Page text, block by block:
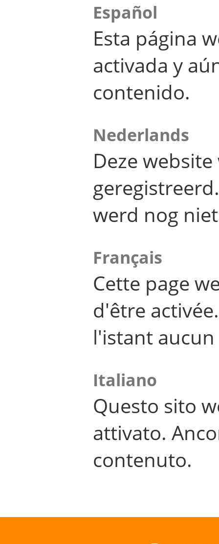
Español
Esta página
activada y
contenido.
Nederlands
Deze
werd nog
Français
Cette page
d'être
l'istant
Italiano
Questo sito
attivato.
contenuto.